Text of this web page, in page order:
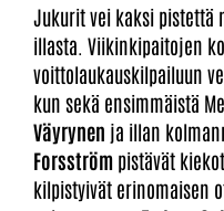
Jukurit vei kaksi pistettä
illasta. Viikinkipaitojen
voittolaukauskilpailuun
kun sekä ensimmäistä
Väyrynen ja illan
Forsström pistävät
kilpistyivät erinomaisen